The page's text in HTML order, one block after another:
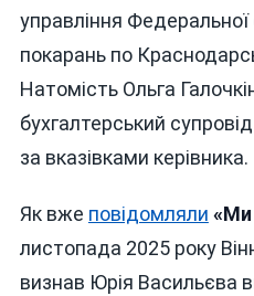
управління
покарань по
Натомість Ольга
бухгалтерський супровід
за вказівками керівника.
Як вже повідомляли «Ми
листопада 2025 року
визнав Юрія Васильєва